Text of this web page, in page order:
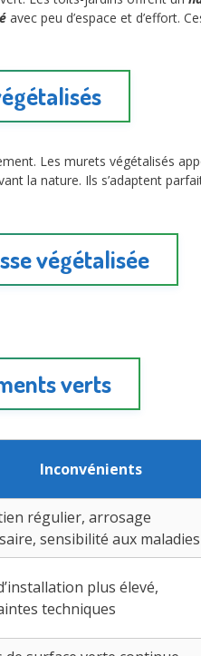
avec peu d’espace et d’effort.
Les murets végétalisés
la nature. Ils s’adaptent
végétalisée
verts
Inconvénients
régulier, arrosage
sensibilité aux maladies
plus élevé,
techniques